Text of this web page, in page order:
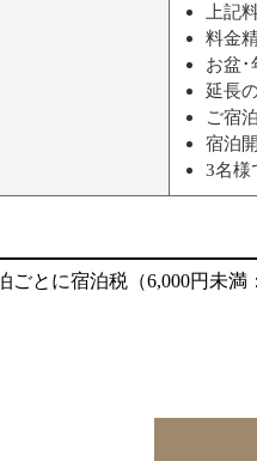
上記
料金
お盆･
延長
ご宿
宿泊
3名様
とに宿泊税（6,000円未満